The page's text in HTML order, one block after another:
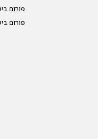
פורום
פורום